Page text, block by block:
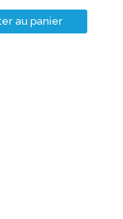
au panier